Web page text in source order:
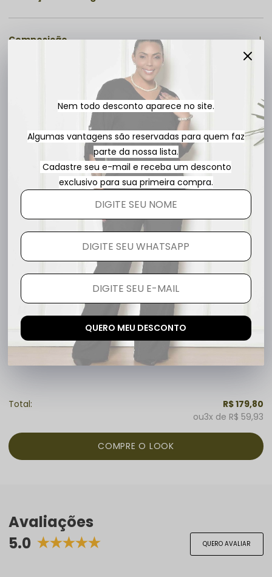
Composição
COMPLETE O LOOK
Para completar selecione seu
tamanho e adicione todas as
peças ao look
Blusa Plus Size Marinho Tamires
R$ 139,90R$ 79,90
1x sem juros
sem juros
R$ 179,80
3x
R$ 59,93
Avaliações
5.0
QUERO AVALIAR
Nem todo desconto aparece no site.
Algumas vantagens são reservadas para quem faz
parte da nossa lista.
Cadastre seu e-mail e receba um desconto
exclusivo para sua primeira compra.
QUERO MEU DESCONTO